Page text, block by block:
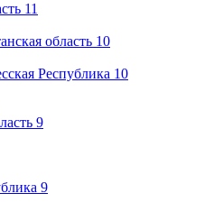
11
область 10
Республика 10
9
9